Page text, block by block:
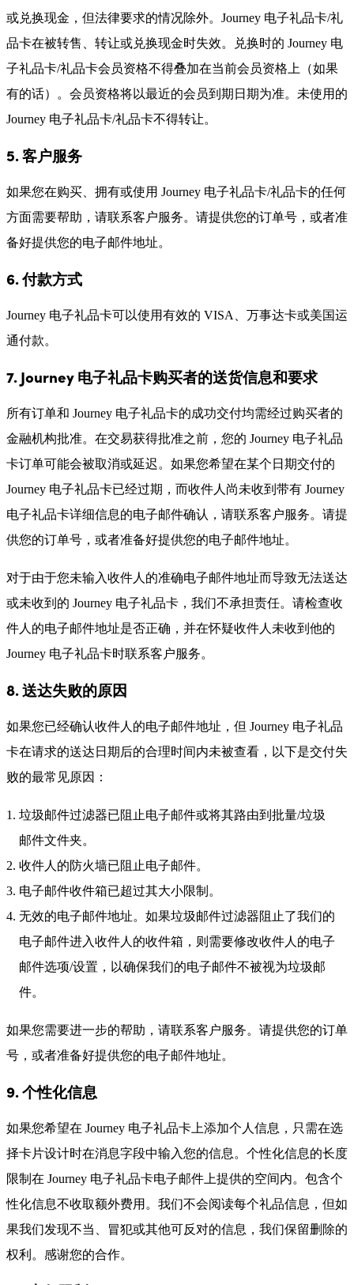
或兑换现金，但法律要求的情况除外。Journey 电子礼品卡/礼
品卡在被转售、转让或兑换现金时失效。兑换时的 Journey 电
子礼品卡/礼品卡会员资格不得叠加在当前会员资格上（如果
有的话）。会员资格将以最近的会员到期日期为准。未使用的
Journey 电子礼品卡/礼品卡不得转让。
5. 客户服务
如果您在购买、拥有或使用 Journey 电子礼品卡/礼品卡的任何
方面需要帮助，请联系客户服务。请提供您的订单号，或者准
备好提供您的电子邮件地址。
6. 付款方式
Journey 电子礼品卡可以使用有效的 VISA、万事达卡或美国运
通付款。
7. Journey 电子礼品卡购买者的送货信息和要求
所有订单和 Journey 电子礼品卡的成功交付均需经过购买者的
金融机构批准。在交易获得批准之前，您的 Journey 电子礼品
卡订单可能会被取消或延迟。如果您希望在某个日期交付的
Journey 电子礼品卡已经过期，而收件人尚未收到带有 Journey
电子礼品卡详细信息的电子邮件确认，请联系客户服务。请提
供您的订单号，或者准备好提供您的电子邮件地址。
对于由于您未输入收件人的准确电子邮件地址而导致无法送达
或未收到的 Journey 电子礼品卡，我们不承担责任。请检查收
件人的电子邮件地址是否正确，并在怀疑收件人未收到他的
Journey 电子礼品卡时联系客户服务。
8. 送达失败的原因
如果您已经确认收件人的电子邮件地址，但 Journey 电子礼品
卡在请求的送达日期后的合理时间内未被查看，以下是交付失
败的最常见原因：
垃圾邮件过滤器已阻止电子邮件或将其路由到批量/垃圾
邮件文件夹。
收件人的防火墙已阻止电子邮件。
电子邮件收件箱已超过其大小限制。
无效的电子邮件地址。如果垃圾邮件过滤器阻止了我们的
电子邮件进入收件人的收件箱，则需要修改收件人的电子
邮件选项/设置，以确保我们的电子邮件不被视为垃圾邮
件。
如果您需要进一步的帮助，请联系客户服务。请提供您的订单
号，或者准备好提供您的电子邮件地址。
9. 个性化信息
如果您希望在 Journey 电子礼品卡上添加个人信息，只需在选
择卡片设计时在消息字段中输入您的信息。个性化信息的长度
限制在 Journey 电子礼品卡电子邮件上提供的空间内。包含个
性化信息不收取额外费用。我们不会阅读每个礼品信息，但如
果我们发现不当、冒犯或其他可反对的信息，我们保留删除的
权利。感谢您的合作。